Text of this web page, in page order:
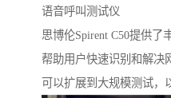
语音呼叫测试仪
思博伦Spirent C50提供了
帮助用户快速识别和解决
可以扩展到大规模测试，